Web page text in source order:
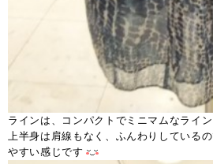
ラインは、コンパクトでミニマムなライン
上半身は肩線もなく、ふんわりしている
やすい感じです